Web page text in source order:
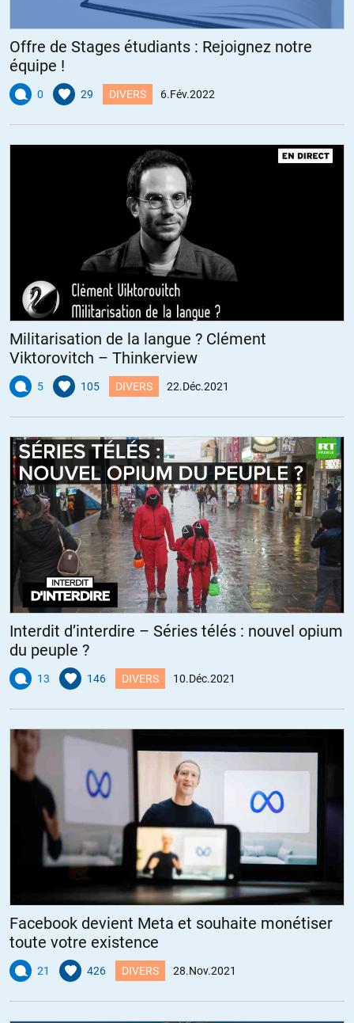
Offre de Stages étudiants : Rejoignez notre
équipe !
0 29 DIVERS 6.Fév.2022
Militarisation de la langue ? Clément
Viktorovitch – Thinkerview
5 105 DIVERS 22.Déc.2021
Interdit d’interdire – Séries télés : nouvel opium
du peuple ?
13 146 DIVERS 10.Déc.2021
Facebook devient Meta et souhaite monétiser
toute votre existence
21 426 DIVERS 28.Nov.2021